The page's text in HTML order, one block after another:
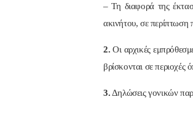
– Τη διαφορά της
ακινήτου, σε περίπτωση
2. Οι αρχικές
βρίσκονται σε περιοχές
3. Δηλώσεις γονικών